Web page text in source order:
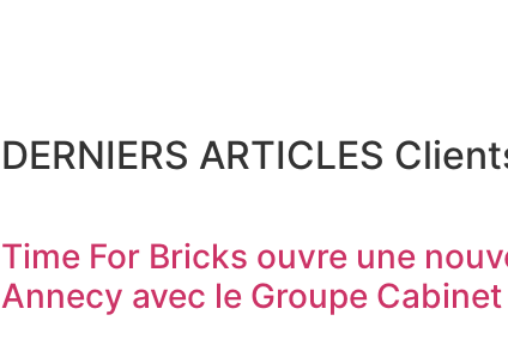
DERNIERS ARTICLES
Time For Bricks ouvre une
Annecy avec le Groupe